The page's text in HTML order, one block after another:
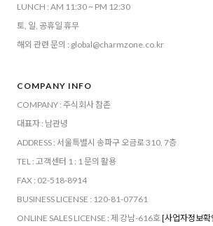
LUNCH : AM 11:30 ~ PM 12:30
토, 일, 공휴일 휴무
해외 관련 문의 : global@charmzone.co.kr
COMPANY INFO
COMPANY : 주식회사 참존
대표자 : 남관녕
ADDRESS : 서울특별시 송파구 오금로 310, 7층
TEL : 고객센터 1 : 1 문의 활용
FAX : 02-518-8914
BUSINESS LICENSE : 120-81-07761
ONLINE SALES LICENSE : 제 강남-616호[사업자정보확